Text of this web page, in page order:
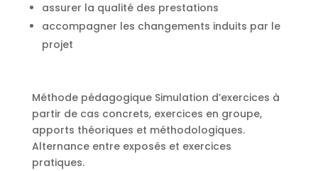
assurer la qualité des prestations
accompagner les changements induits par le
projet
Méthode pédagogique Simulation d’exercices à
partir de cas concrets, exercices en groupe,
apports théoriques et méthodologiques.
Alternance entre exposés et exercices
pratiques.